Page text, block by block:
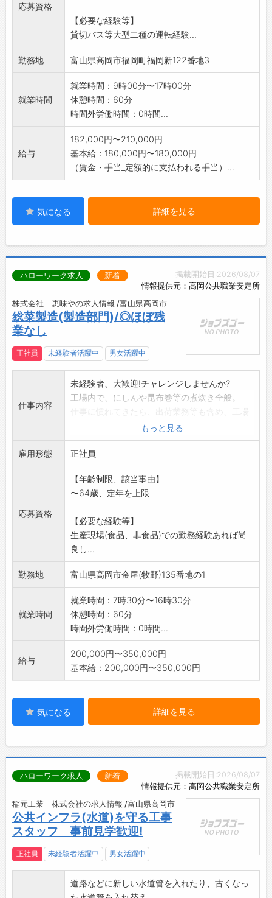
応募資格
【必要な経験等】
貸切バス等大型二種の運転経験...
勤務地 富山県高岡市福岡町福岡新122番地3
就業時間
就業時間：9時00分〜17時00分
休憩時間：60分
時間外労働時間：0時間...
給与
182,000円〜210,000円
基本給：180,000円〜180,000円
（賃金・手当_定額的に支払われる手当）...
気になる 詳細を見る
掲載開始日:2026/08/07
情報提供元：高岡公共職業安定所
ハローワーク求人 新着
株式会社 恵味やの求人情報 /富山県高岡市
総菜製造(製造部門)/◎ほぼ残
業なし
正社員 未経験者活躍中 男女活躍中
仕事内容
未経験者、大歓迎!チャレンジしませんか?
工場内で、にしんや昆布巻等の煮炊き全般。
責任者としてキャリ
アアップし、収入もアップ!
商品は全国に発送しております。
*土日祝日はお休みです。(11月・12月以外)
*随時、工場内見学も大歓迎!お気軽にお問い合
わせください。
もっと見る
雇用形態 正社員
応募資格
【年齢制限、該当事由】
〜64歳、定年を上限
【必要な経験等】
生産現場(食品、非食品)での勤務経験あれば尚
良し...
勤務地 富山県高岡市金屋(牧野)135番地の1
就業時間
就業時間：7時30分〜16時30分
休憩時間：60分
時間外労働時間：0時間...
給与
200,000円〜350,000円
基本給：200,000円〜350,000円
気になる 詳細を見る
掲載開始日:2026/08/07
情報提供元：高岡公共職業安定所
ハローワーク求人 新着
稲元工業 株式会社の求人情報 /富山県高岡市
公共インフラ(水道)を守る工事
スタッフ 事前見学歓迎!
正社員 未経験者活躍中 男女活躍中
道路などに新しい水道管を入れたり、古くなっ